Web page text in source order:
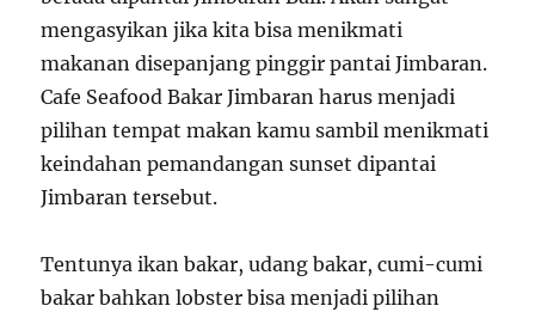
mengasyikan jika kita bisa menikmati
makanan disepanjang pinggir pantai Jimbaran.
Cafe Seafood Bakar Jimbaran harus menjadi
pilihan tempat makan kamu sambil menikmati
keindahan pemandangan sunset dipantai
Jimbaran tersebut.
Tentunya ikan bakar, udang bakar, cumi-cumi
bakar bahkan lobster bisa menjadi pilihan